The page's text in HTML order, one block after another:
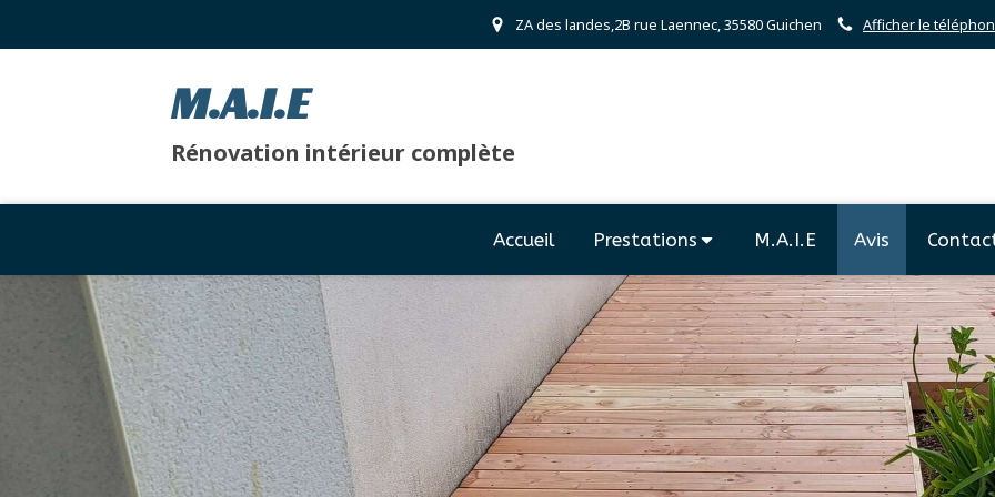
ZA des landes,2B rue Laennec, 35580 Guichen Afficher le
M.A.I.E
Rénovation intérieur complète
Accueil Prestations M.A.I.E Avis